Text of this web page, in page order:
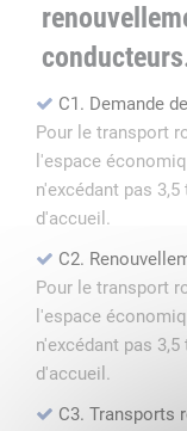
C1. Demande
Pour le transport
l'espace
n'excédant pas
d'accueil.
C2.
Pour le transport
l'espace
n'excédant pas
d'accueil.
C3. Transports